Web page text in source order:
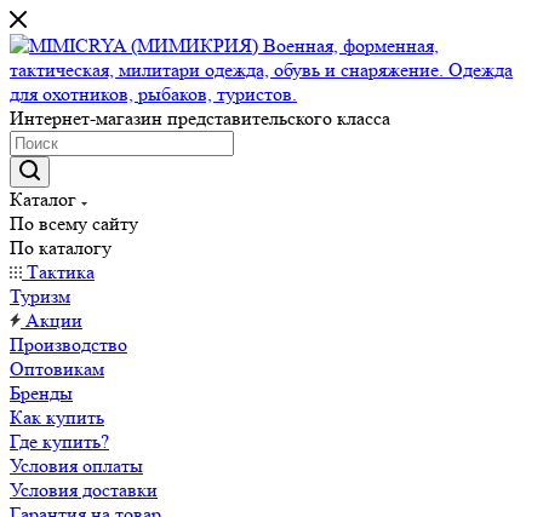
Интернет-магазин представительского класса
Каталог
По всему сайту
По каталогу
Тактика
Туризм
Акции
Производство
Оптовикам
Бренды
Как купить
Где купить?
Условия оплаты
Условия доставки